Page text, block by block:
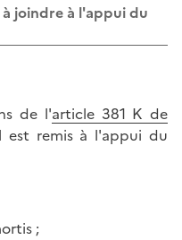
joindre à l'appui du
de l'article 381 K de
est remis à l'appui du
;